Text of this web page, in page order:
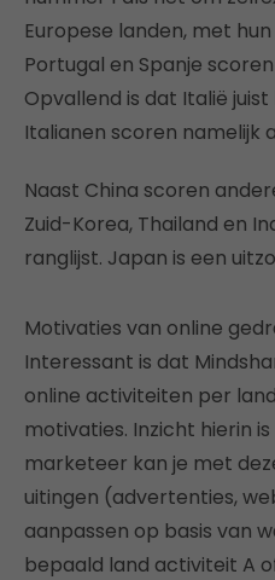
Europese landen, met
Portugal en Spanje
Opvallend is dat Italië
Italianen scoren namelijk
Naast China scoren
Zuid-Korea, Thailand en
ranglijst. Japan is een
Motivaties van online
Interessant is dat
online activiteiten per
motivaties. Inzicht hierin
marketeer kan je met
uitingen (advertenties,
aanpassen op basis van
bepaald land activiteit A